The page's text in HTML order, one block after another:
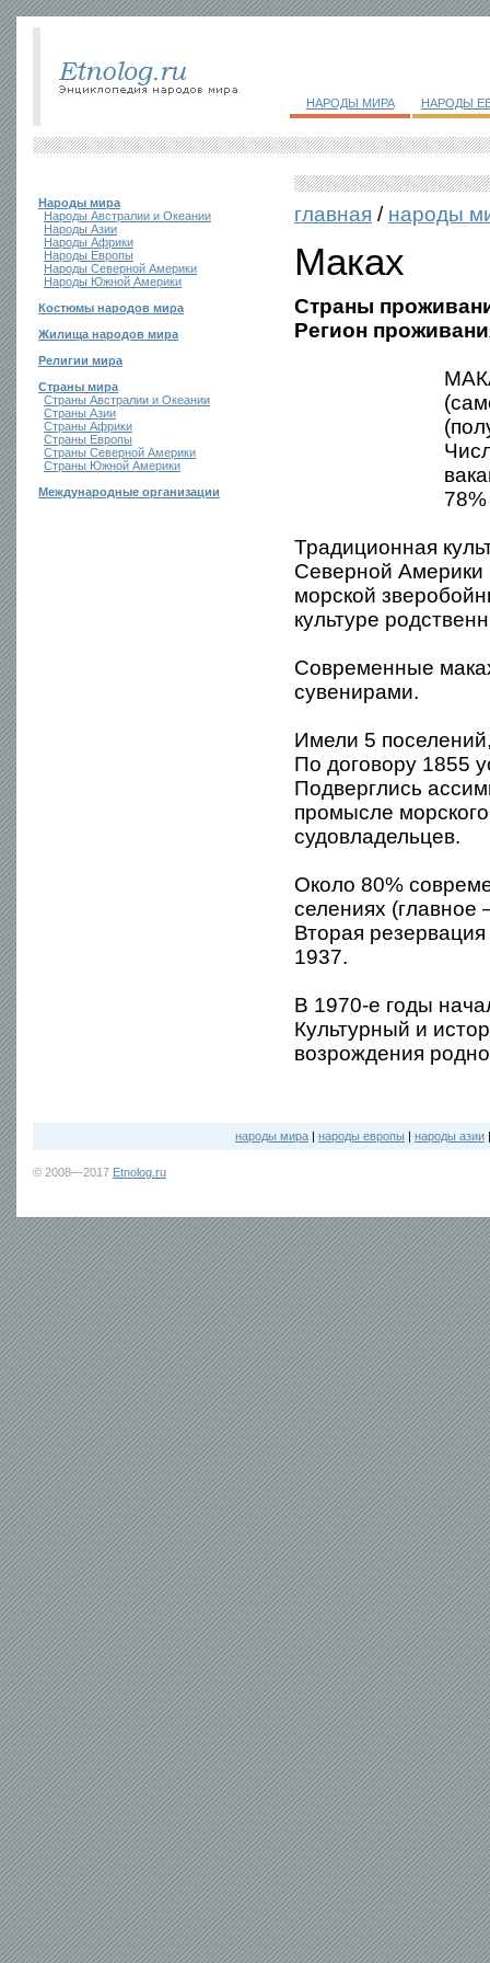
НАРОДЫ МИРА НАРОДЫ
Народы мира
Народы Австралии и Океании
Народы Азии
Народы Африки
Народы Европы
Народы Северной Америки
Народы Южной Америки
Костюмы народов мира
Жилища народов мира
Религии мира
Страны мира
Страны Австралии и Океании
Страны Азии
Страны Африки
Страны Европы
Страны Северной Америки
Страны Южной Америки
Международные организации
главная / народы
Маках
Страны
Регион
Традиционная
Северной
морской
культуре
Современные
сувенирами.
Имели 5
По договору 1855
Подверглись
промысле
судовладельцев.
Около 80%
селениях
Вторая
1937.
В 1970-е годы
Культурный и
возрождения
народы мира | народы европы | народы азии
© 2008—2017 Etnolog.ru